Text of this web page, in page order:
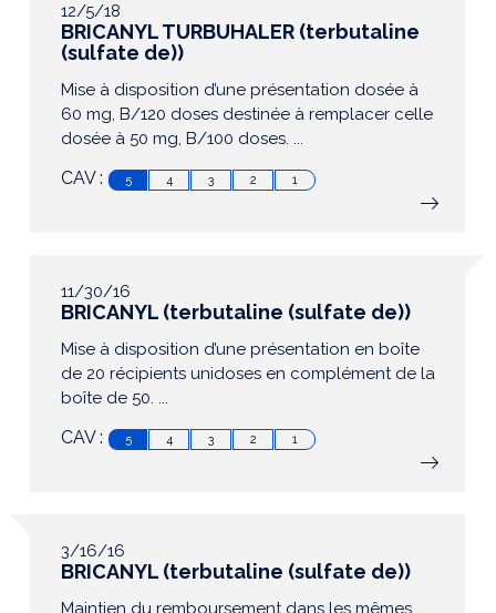
12/5/18
BRICANYL TURBUHALER (terbutaline
(sulfate de))
Mise à disposition d’une présentation dosée à
60 mg, B/120 doses destinée à remplacer celle
dosée à 50 mg, B/100 doses. ...
CAV : 5 4 3 2 1
11/30/16
BRICANYL (terbutaline (sulfate de))
Mise à disposition d’une présentation en boîte
de 20 récipients unidoses en complément de la
boîte de 50. ...
CAV : 5 4 3 2 1
3/16/16
BRICANYL (terbutaline (sulfate de))
Maintien du remboursement dans les mêmes